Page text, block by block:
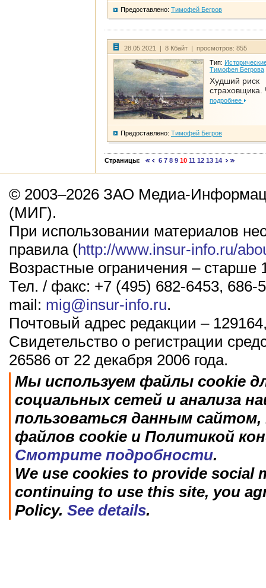
Предоставлено: Тимофей Бегров
28.05.2021 | 8 Кбайт | просмотров: 855
Тип:
Тимофея Бегрова
Худший риск
страховщика.
подробнее
Предоставлено: Тимофей Бегров
Страницы: 6 7 8 9 10 11 12 13 14
© 2003–2026 ЗАО Медиа-
(МИГ).
При использовании материалов
правила (http://www.insur-info.ru/
Возрастные ограничения – старше
Тел. / факс: +7 (495) 682-6453, 686-
mail: mig@insur-info.ru.
Почтовый адрес редакции –
Свидетельство о регистрации
26586 от 22 декабря 2006 года.
Мы используем файлы cookie
социальных сетей и анализа
пользоваться данным
файлов cookie и Политикой
Смотрите подробности.
We use cookies to provide social
continuing to use this site, you
Policy. See details.